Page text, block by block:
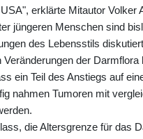
erklärte Mitautor Volker
jüngeren Menschen sind
des Lebensstils
der Darmflora
ein Teil des Anstiegs auf
nahmen Tumoren mit
die Altersgrenze für das